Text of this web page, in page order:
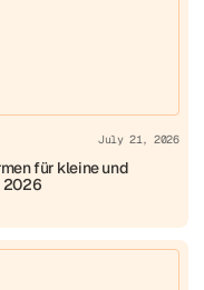
July 21, 2026
für kleine und
2026